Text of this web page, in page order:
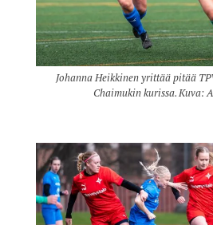
Johanna Heikkinen yrittää pitää
Chaimukin kurissa. Kuva: